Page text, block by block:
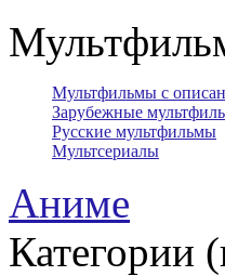
Мультфильмы с
Зарубежные
Русские мультфильмы
Мультсериалы
Аниме
Категории